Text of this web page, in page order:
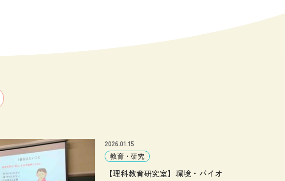
2026.01.15
教育・研究
【理科教育研究室】環境・バイオ